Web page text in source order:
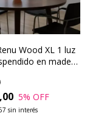
Wood XL 1 luz
en madera
5% OFF
sin interés